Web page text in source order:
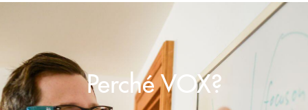
Perché VOX?